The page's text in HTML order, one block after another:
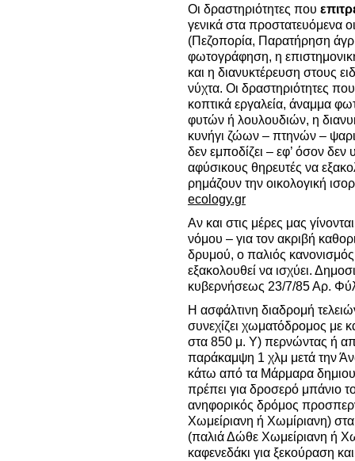
Οι δραστηριότητες που
γενικά στα προστατευόμενα
(Πεζοπορία, Παρατήρηση
φωτογράφηση, η
και η διανυκτέρευση στους
νύχτα. Οι δραστηριότητες
κοπτικά εργαλεία, άναμμα
φυτών ή λουλουδιών, η
κυνήγι ζώων – πτηνών –
δεν εμποδίζει – εφ’ όσον δεν
αφύσικους θηρευτές να
ρημάζουν την οικολογική
ecology.gr
Αν και στις μέρες μας
νόμου – για τον ακριβή
δρυμού, ο παλιός κανονισμός
εξακολουθεί να ισχύει.
κυβερνήσεως 23/7/85 Αρ.
Η ασφάλτινη διαδρομή
συνεχίζει χωματόδρομος με
στα 850 μ. Υ) περνώντας ή
παράκαμψη 1 χλμ μετά την
κάτω από τα Μάρμαρα
πρέπει για δροσερό μπάνιο
ανηφορικός δρόμος
Χωμείριανη ή Χωμίριανη)
(παλιά Δώθε Χωμείριανη ή
καφενεδάκι για ξεκούραση